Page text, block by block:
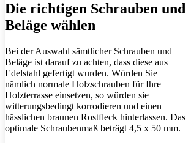
Die richtigen Schrauben und
Beläge wählen
Bei der Auswahl sämtlicher Schrauben und
Beläge ist darauf zu achten, dass diese aus
Edelstahl gefertigt wurden. Würden Sie
nämlich normale Holzschrauben für Ihre
Holzterrasse einsetzen, so würden sie
witterungsbedingt korrodieren und einen
hässlichen braunen Rostfleck hinterlassen. Das
optimale Schraubenmaß beträgt 4,5 x 50 mm.